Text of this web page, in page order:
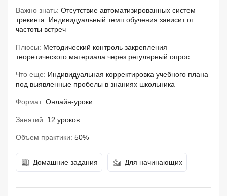
Важно знать: Отсутствие автоматизированных систем
трекинга. Индивидуальный темп обучения зависит от
частоты встреч
Плюсы: Методический контроль закрепления
теоретического материала через регулярный опрос
Что еще: Индивидуальная корректировка учебного плана
под выявленные пробелы в знаниях школьника
Формат: Онлайн-уроки
Занятий: 12 уроков
Объем практики: 50%
Домашние задания Для начинающих